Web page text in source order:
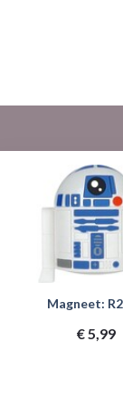
Magneet:
€ 5,99